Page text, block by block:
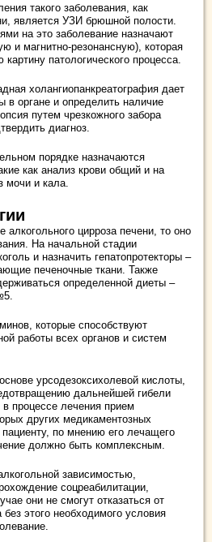
такого заболевания, как
является УЗИ брюшной полости.
на это заболевание назначают
и магнитно-резонансную), которая
патологического процесса.
холангиопанкреатография дает
в органе и определить наличие
путем чрезкожного забора
диагноз.
порядке назначаются
как анализ крови общий и на
мочи и кала.
алкогольного цирроза печени, то оно
На начальной стадии
и назначить гепатопротекторы –
печеночные ткани. Также
определенной диеты –
которые способствуют
работы всех органов и систем
урсодезоксихолевой кислоты,
дальнейшей гибели
процессе лечения прием
других медикаментозных
по мнению его лечащего
должно быть комплексным.
зависимостью,
соцреабилитации,
они не смогут отказаться от
без этого необходимого условия